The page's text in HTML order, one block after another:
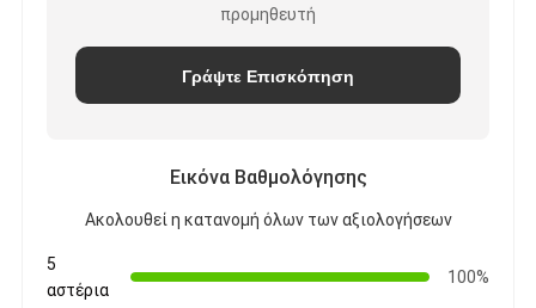
προμηθευτή
Γράψτε Επισκόπηση
Εικόνα Βαθμολόγησης
Ακολουθεί η κατανομή όλων των αξιολογήσεων
5
αστέρια
100%